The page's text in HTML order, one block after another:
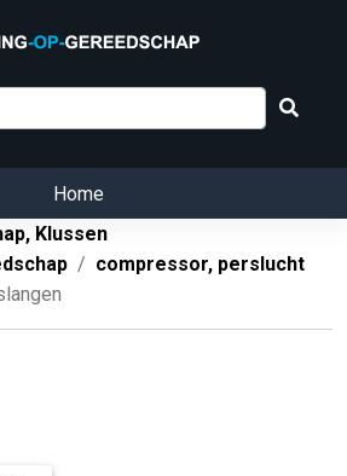
Home
Klussen
compressor, perslucht